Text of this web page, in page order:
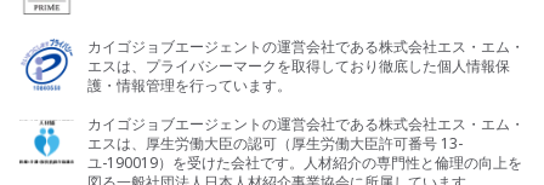
カイゴジョブエージェントの運営会社である株式会社エス・エム・
エスは、プライバシーマークを取得しており徹底した個人情報保
護・情報管理を行っています。
カイゴジョブエージェントの運営会社である株式会社エス・エム・
エスは、厚生労働大臣の認可（厚生労働大臣許可番号 13-
ユ-190019）を受けた会社です。人材紹介の専門性と倫理の向上を